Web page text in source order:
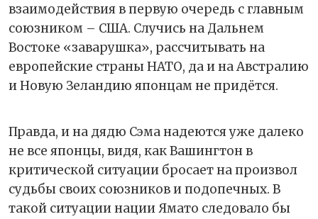
взаимодействия в первую очередь с главным
союзником – США. Случись на Дальнем
Востоке «заварушка», рассчитывать на
европейские страны НАТО, да и на Австралию
и Новую Зеландию японцам не придётся.
Правда, и на дядю Сэма надеются уже далеко
не все японцы, видя, как Вашингтон в
критической ситуации бросает на произвол
судьбы своих союзников и подопечных. В
такой ситуации нации Ямато следовало бы